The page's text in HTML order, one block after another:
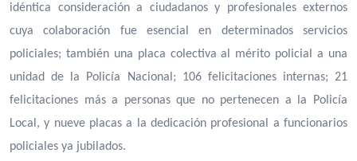
idéntica consideración a ciudadanos y profesionales externos
cuya colaboración fue esencial en determinados servicios
policiales; también una placa colectiva al mérito policial a una
unidad de la Policía Nacional; 106 felicitaciones internas; 21
felicitaciones más a personas que no pertenecen a la Policía
Local, y nueve placas a la dedicación profesional a funcionarios
policiales ya jubilados.